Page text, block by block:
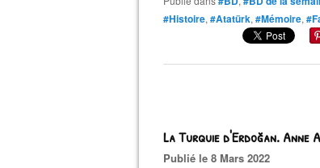
#Histoire, #Atatürk, #Mémoire,
La Turquie d'Erdoğan. Anne
Publié le 8 Mars 2022